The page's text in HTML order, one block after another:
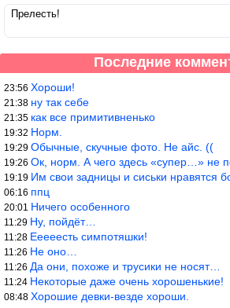
Прелесть!
Последние
23:56 Хороши!
21:38 ну так себе
21:35 как все примитивненько
19:32 Норм.
19:29 Обычные, скучные фото. Не айс. ((
19:26 Ок, норм. А чего здесь «супер…» не
19:19 Им свои задницы и сиськи нравятся
06:16 ппц
20:01 Ничего особенного
11:29 Ну, пойдёт…
11:28 Ееееесть симпотяшки!
11:26 Не оно…
11:26 Да они, похоже и трусики не носят…
11:24 Некоторые даже очень хорошенькие!
08:48 Хорошие девки-везде хороши.